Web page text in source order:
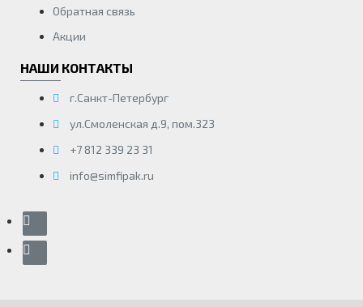
Обратная связь
Акции
НАШИ КОНТАКТЫ
г.Санкт-Петербург
ул.Смоленская д.9, пом.323
+7 812 339 23 31
info@simfipak.ru